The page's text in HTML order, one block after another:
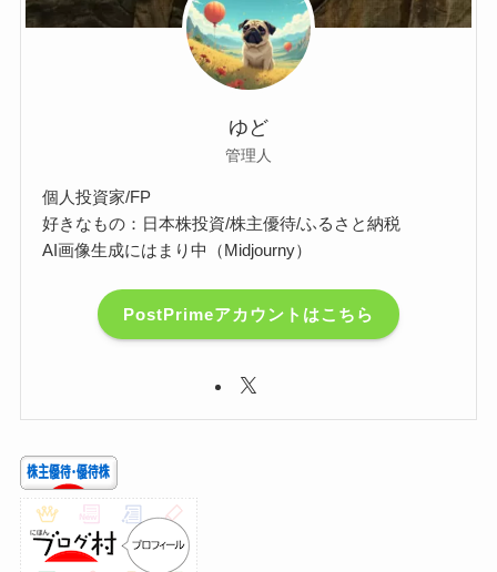
ゆど
管理人
個人投資家/FP
好きなもの：日本株投資/株主優待/ふるさと納税
AI画像生成にはまり中（Midjourny）
PostPrimeアカウントはこちら